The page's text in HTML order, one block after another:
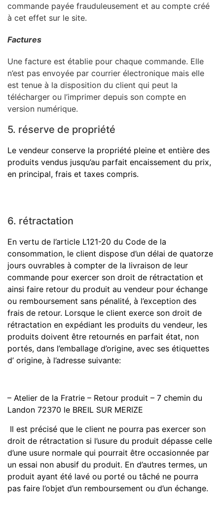
commande payée frauduleusement et au compte créé
à cet effet sur le site.
Factures
Une facture est établie pour chaque commande. Elle
n’est pas envoyée par courrier électronique mais elle
est tenue à la disposition du client qui peut la
télécharger ou l’imprimer depuis son compte en
version numérique.
5. réserve de propriété
Le vendeur conserve la propriété pleine et entière des
produits vendus jusqu’au parfait encaissement du prix,
en principal, frais et taxes compris.
6. rétractation
En vertu de l’article L121-20 du Code de la
consommation, le client dispose d’un délai de quatorze
jours ouvrables à compter de la livraison de leur
commande pour exercer son droit de rétractation et
ainsi faire retour du produit au vendeur pour échange
ou remboursement sans pénalité, à l’exception des
frais de retour. Lorsque le client exerce son droit de
rétractation en expédiant les produits du vendeur, les
produits doivent être retournés en parfait état, non
portés, dans l’emballage d’origine, avec ses étiquettes
d’ origine, à l’adresse suivante:
– Atelier de la Fratrie – Retour produit – 7 chemin du
Landon 72370 le BREIL SUR MERIZE
Il est précisé que le client ne pourra pas exercer son
droit de rétractation si l’usure du produit dépasse celle
d’une usure normale qui pourrait être occasionnée par
un essai non abusif du produit. En d’autres termes, un
produit ayant été lavé ou porté ou tâché ne pourra
pas faire l’objet d’un remboursement ou d’un échange.